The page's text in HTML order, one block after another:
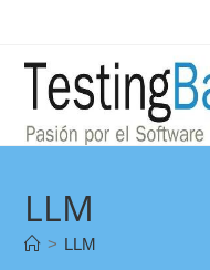
LLM
> LLM